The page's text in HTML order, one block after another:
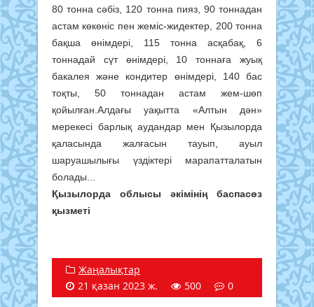
80 тонна сәбіз, 120 тонна пияз, 90 тоннадан
астам көкөніс пен жеміс-жидектер, 200 тонна
бақша өнімдері, 115 тонна асқабақ, 6
тоннадай сүт өнімдері, 10 тоннаға жуық
бакалея және кондитер өнімдері, 140 бас
тоқты, 50 тоннадан астам жем-шөп
қойылған.Алдағы уақытта «Алтын дән»
мерекесі барлық аудандар мен Қызылорда
қаласында жалғасын тауып, ауыл
шаруашылығы үздіктері марапатталатын
болады...
Қызылорда облысы әкімінің баспасөз
қызметі
Жаңалықтар
21 қазан 2023 ж.
500 0